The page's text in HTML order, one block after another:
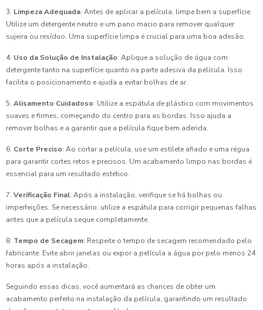
3. Limpeza Adequada: Antes de aplicar a película, limpe bem a superfície.
Utilize um detergente neutro e um pano macio para remover qualquer
sujeira ou resíduo. Uma superfície limpa é crucial para uma boa adesão.
4. Uso da Solução de Instalação: Aplique a solução de água com
detergente tanto na superfície quanto na parte adesiva da película. Isso
facilita o posicionamento e ajuda a evitar bolhas de ar.
5. Alisamento Cuidadoso: Utilize a espátula de plástico com movimentos
suaves e firmes, começando do centro para as bordas. Isso ajuda a
remover bolhas e a garantir que a película fique bem aderida.
6. Corte Preciso: Ao cortar a película, use um estilete afiado e uma régua
para garantir cortes retos e precisos. Um acabamento limpo nas bordas é
essencial para um resultado estético.
7. Verificação Final: Após a instalação, verifique se há bolhas ou
imperfeições. Se necessário, utilize a espátula para corrigir pequenas falhas
antes que a película seque completamente.
8. Tempo de Secagem: Respeite o tempo de secagem recomendado pelo
fabricante. Evite abrir janelas ou expor a película a água por pelo menos 24
horas após a instalação.
Seguindo essas dicas, você aumentará as chances de obter um
acabamento perfeito na instalação da película, garantindo um resultado